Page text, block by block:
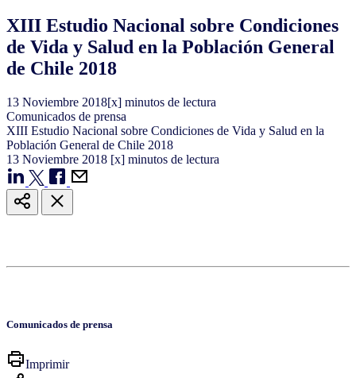
XIII Estudio Nacional sobre Condiciones
de Vida y Salud en la Población General
de Chile 2018
13 Noviembre 2018[x] minutos de lectura
Comunicados de prensa
XIII Estudio Nacional sobre Condiciones de Vida y Salud en la
Población General de Chile 2018
13 Noviembre 2018 [x] minutos de lectura
Comunicados de prensa
Imprimir